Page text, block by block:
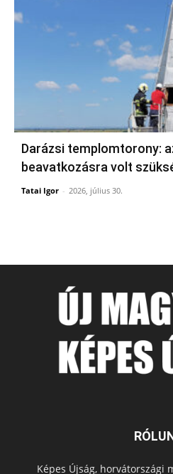
Darázsi templomtorony:
beavatkozásra volt
Tatai Igor - 2026, július 30.
Képes Újság, horvátországi